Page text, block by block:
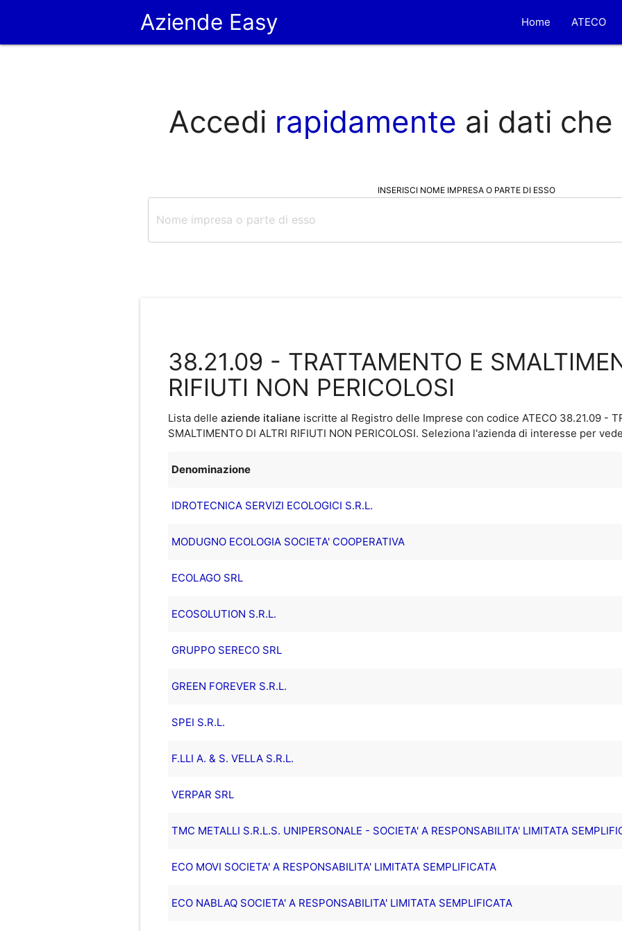
Aziende Easy Home ATECO
Accedi rapidamente ai dati
INSERISCI NOME IMPRESA O PARTE DI ESSO
38.21.09 - TRATTAMENTO E
RIFIUTI NON PERICOLOSI
Lista delle aziende italiane iscritte al Registro delle Imprese con codice ATECO 38.21.09 -
SMALTIMENTO DI ALTRI RIFIUTI NON PERICOLOSI. Seleziona l'azienda di interesse per
Denominazione
IDROTECNICA SERVIZI ECOLOGICI S.R.L.
MODUGNO ECOLOGIA SOCIETA' COOPERATIVA
ECOLAGO SRL
ECOSOLUTION S.R.L.
GRUPPO SERECO SRL
GREEN FOREVER S.R.L.
SPEI S.R.L.
F.LLI A. & S. VELLA S.R.L.
VERPAR SRL
TMC METALLI S.R.L.S. UNIPERSONALE - SOCIETA' A RESPONSABILITA' LIMITATA
ECO MOVI SOCIETA' A RESPONSABILITA' LIMITATA SEMPLIFICATA
ECO NABLAQ SOCIETA' A RESPONSABILITA' LIMITATA SEMPLIFICATA